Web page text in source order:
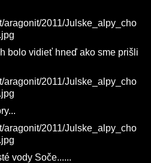
bolo vidieť hneď ako sme prišli
vody Soče......